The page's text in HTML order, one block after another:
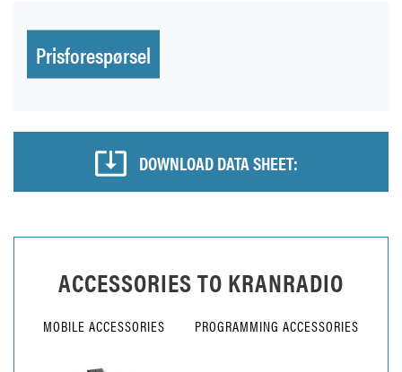
Prisforespørsel
DOWNLOAD DATA SHEET:
ACCESSORIES TO KRANRADIO
MOBILE ACCESSORIES PROGRAMMING ACCESSORIES